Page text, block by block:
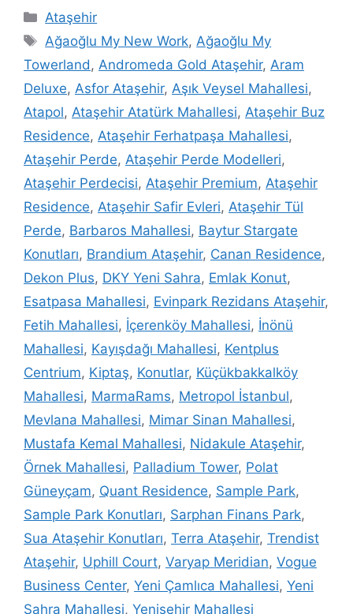
Ataşehir
Ağaoğlu My New Work, Ağaoğlu My
Towerland , Andromeda Gold Ataşehir, Aram
Deluxe, Asfor Ataşehir, Aşık Veysel Mahallesi,
Atapol, Ataşehir Atatürk Mahallesi, Ataşehir Buz
Residence, Ataşehir Ferhatpaşa Mahallesi,
Ataşehir Perde, Ataşehir Perde Modelleri,
Ataşehir Perdecisi, Ataşehir Premium, Ataşehir
Residence, Ataşehir Safir Evleri, Ataşehir Tül
Perde, Barbaros Mahallesi, Baytur Stargate
Konutları, Brandium Ataşehir, Canan Residence,
Dekon Plus, DKY Yeni Sahra, Emlak Konut,
Esatpasa Mahallesi, Evinpark Rezidans Ataşehir,
Fetih Mahallesi, İçerenköy Mahallesi, İnönü
Mahallesi, Kayışdağı Mahallesi, Kentplus
Centrium, Kiptaş, Konutlar, Küçükbakkalköy
Mahallesi, MarmaRams, Metropol İstanbul,
Mevlana Mahallesi, Mimar Sinan Mahallesi,
Mustafa Kemal Mahallesi, Nidakule Ataşehir,
Örnek Mahallesi, Palladium Tower, Polat
Güneyçam, Quant Residence, Sample Park,
Sample Park Konutları, Sarphan Finans Park,
Sua Ataşehir Konutları, Terra Ataşehir, Trendist
Ataşehir, Uphill Court, Varyap Meridian, Vogue
Business Center, Yeni Çamlıca Mahallesi, Yeni
Sahra Mahallesi, Yenişehir Mahallesi